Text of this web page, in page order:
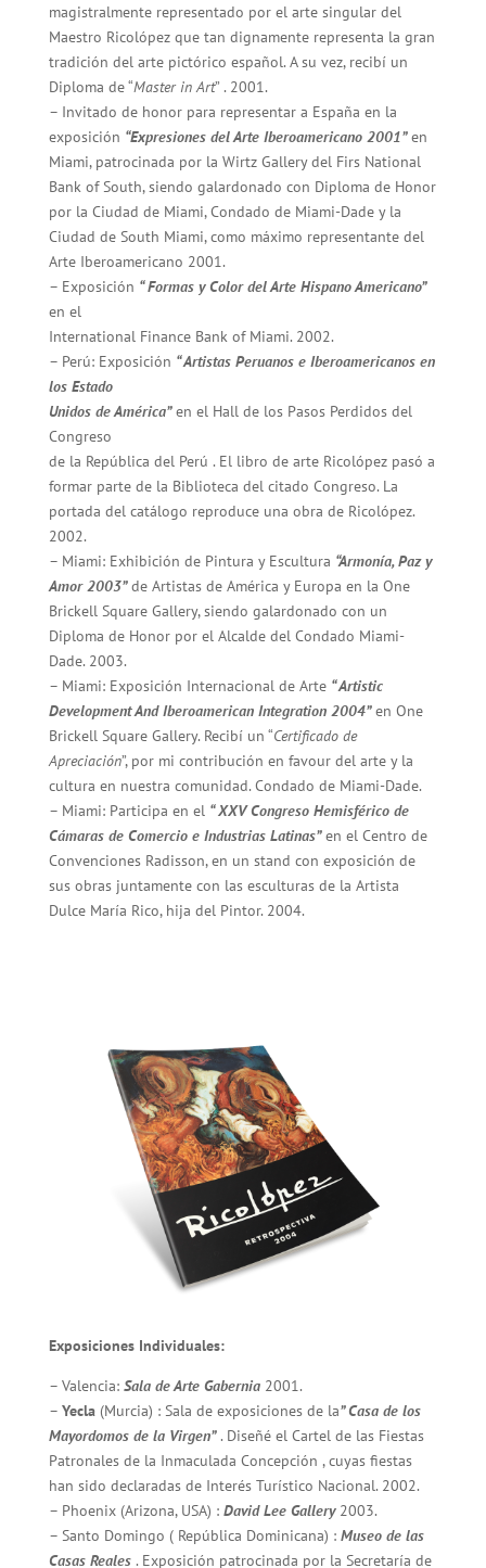
magistralmente representado por el arte singular del
Maestro Ricolópez que tan dignamente representa la gran
tradición del arte pictórico español. A su vez, recibí un
Diploma de “Master in Art” . 2001.
– Invitado de honor para representar a España en la
exposición “Expresiones del Arte Iberoamericano 2001”en
Miami, patrocinada por la Wirtz Gallery del Firs National
Bank of South, siendo galardonado con Diploma de Honor
por la Ciudad de Miami, Condado de Miami-Dade y la
Ciudad de South Miami, como máximo representante del
Arte Iberoamericano 2001.
– Exposición “ Formas y Color del Arte Hispano Americano”
en el
International Finance Bank of Miami. 2002.
– Perú: Exposición “ Artistas Peruanos e Iberoamericanos en
los Estado
Unidos de América”en el Hall de los Pasos Perdidos del
Congreso
de la República del Perú . El libro de arte Ricolópez pasó a
formar parte de la Biblioteca del citado Congreso. La
portada del catálogo reproduce una obra de Ricolópez.
2002.
– Miami: Exhibición de Pintura y Escultura “Armonía, Paz y
Amor 2003”de Artistas de América y Europa en la One
Brickell Square Gallery, siendo galardonado con un
Diploma de Honor por el Alcalde del Condado Miami-
Dade. 2003.
– Miami: Exposición Internacional de Arte “ Artistic
Development And Iberoamerican Integration 2004”en One
Brickell Square Gallery. Recibí un “Certificado de
Apreciación”, por mi contribución en favour del arte y la
cultura en nuestra comunidad. Condado de Miami-Dade.
– Miami: Participa en el “ XXV Congreso Hemisférico de
Cámaras de Comercio e Industrias Latinas”en el Centro de
Convenciones Radisson, en un stand con exposición de
sus obras juntamente con las esculturas de la Artista
Dulce María Rico, hija del Pintor. 2004.
Exposiciones Individuales:
– Valencia: Sala de Arte Gabernia2001.
– Yecla(Murcia) : Sala de exposiciones de la” Casa de los
Mayordomos de la Virgen” . Diseñé el Cartel de las Fiestas
Patronales de la Inmaculada Concepción , cuyas fiestas
han sido declaradas de Interés Turístico Nacional. 2002.
– Phoenix (Arizona, USA) : David Lee Gallery2003.
– Santo Domingo ( República Dominicana) : Museo de las
Casas Reales. Exposición patrocinada por la Secretaría de